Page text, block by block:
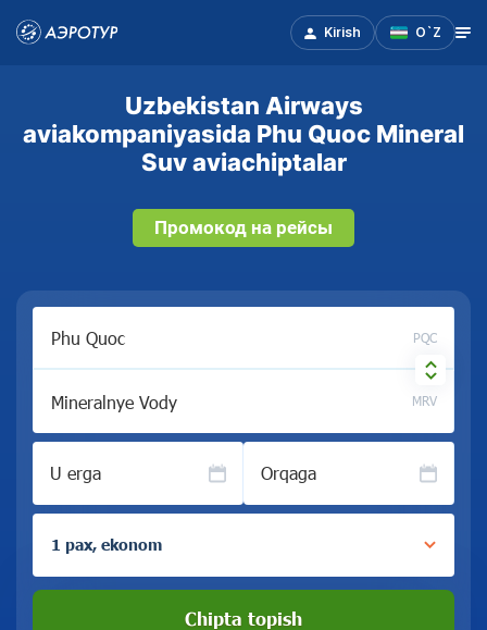
Kirish O`Z
Uzbekistan Airways
aviakompaniyasida Phu Quoc Mineral
Suv aviachiptalar
Промокод на рейсы
PQC
MRV
U erga Orqaga
1 pax, ekonom
Chipta topish